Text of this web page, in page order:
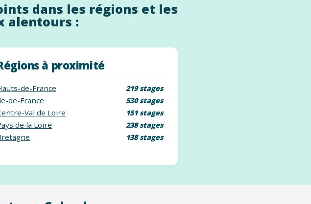
dans les régions et les
alentours :
à proximité
de-France 219 stages
de-France 530 stages
Val de Loire 151 stages
de la Loire 238 stages
138 stages